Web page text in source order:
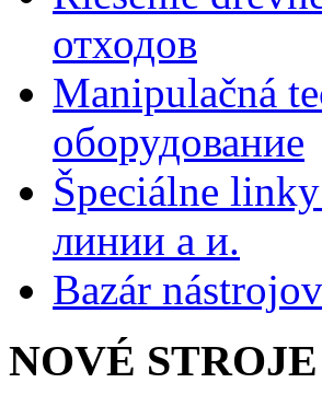
отходов
Manipulačná
оборудование
Špeciálne
линии a и.
Bazár
NOVÉ